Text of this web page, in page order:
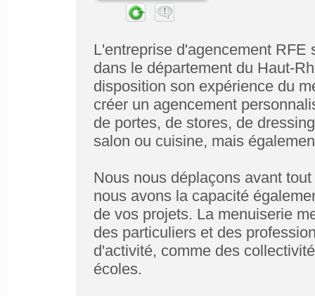
L'entreprise d'agencement
dans le département du Haut-
disposition son expérience du
créer un agencement
de portes, de stores, de
salon ou cuisine, mais
Nous nous déplaçons avant
nous avons la capacité
de vos projets. La menuiserie
des particuliers et des
d'activité, comme des
écoles.